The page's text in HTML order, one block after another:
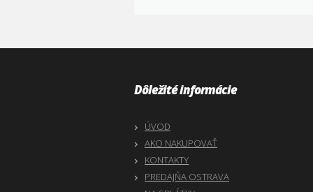
Dôležité informácie
ÚVOD
AKO NAKUPOVAŤ
KONTAKTY
PREDAJŇA OSTRAVA